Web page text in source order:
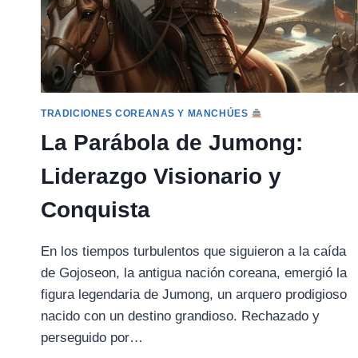
TRADICIONES COREANAS Y MANCHÚES
La Parábola de Jumong:
Liderazgo Visionario y
Conquista
En los tiempos turbulentos que siguieron a la caída
de Gojoseon, la antigua nación coreana, emergió la
figura legendaria de Jumong, un arquero prodigioso
nacido con un destino grandioso. Rechazado y
perseguido por…